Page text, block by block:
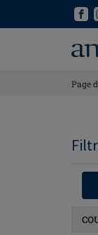
Page